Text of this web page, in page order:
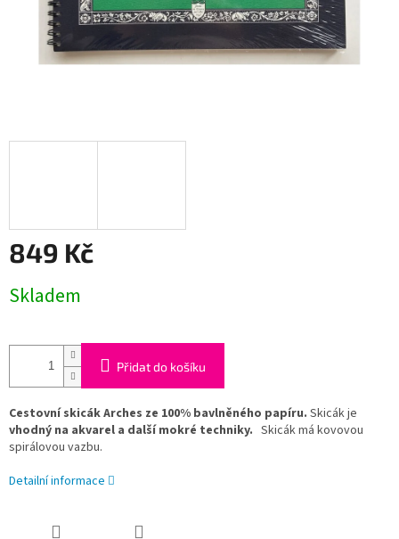
849 Kč
cena:
Skladem
Přidat do košíku
Cestovní skicák Arches ze 100% bavlněného papíru. Skicák je
vhodný na akvarel a další mokré techniky. Skicák má kovovou
spirálovou vazbu.
Detailní informace